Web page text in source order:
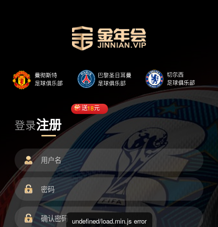
登录注册
送18元
undefined/load.min.js error